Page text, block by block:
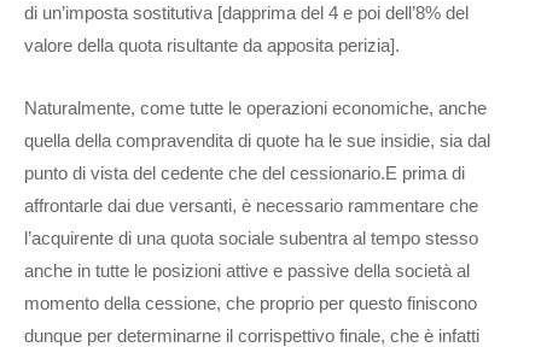
di un’imposta sostitutiva [dapprima del 4 e poi dell’8% del
valore della quota risultante da apposita perizia].
Naturalmente, come tutte le operazioni economiche, anche
quella della compravendita di quote ha le sue insidie, sia dal
punto di vista del cedente che del cessionario.E prima di
affrontarle dai due versanti, è necessario rammentare che
l’acquirente di una quota sociale subentra al tempo stesso
anche in tutte le posizioni attive e passive della società al
momento della cessione, che proprio per questo finiscono
dunque per determinarne il corrispettivo finale, che è infatti